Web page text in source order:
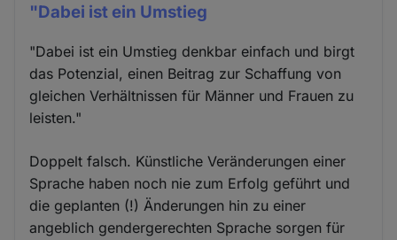
"Dabei ist ein Umstieg
"Dabei ist ein Umstieg denkbar einfach und birgt
das Potenzial, einen Beitrag zur Schaffung von
gleichen Verhältnissen für Männer und Frauen zu
leisten."
Doppelt falsch. Künstliche Veränderungen einer
Sprache haben noch nie zum Erfolg geführt und
die geplanten (!) Änderungen hin zu einer
angeblich gendergerechten Sprache sorgen für